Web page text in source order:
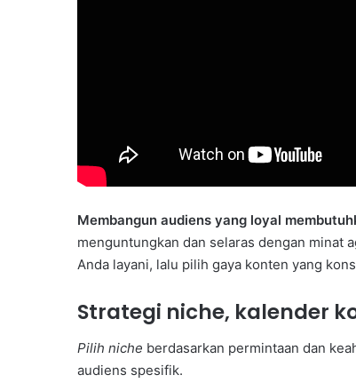
Membangun audiens yang loyal
menguntungkan dan selaras dengan minat
Anda layani, lalu pilih gaya konten yang
Strategi niche, kalender
Pilih niche berdasarkan permintaan dan
audiens spesifik.